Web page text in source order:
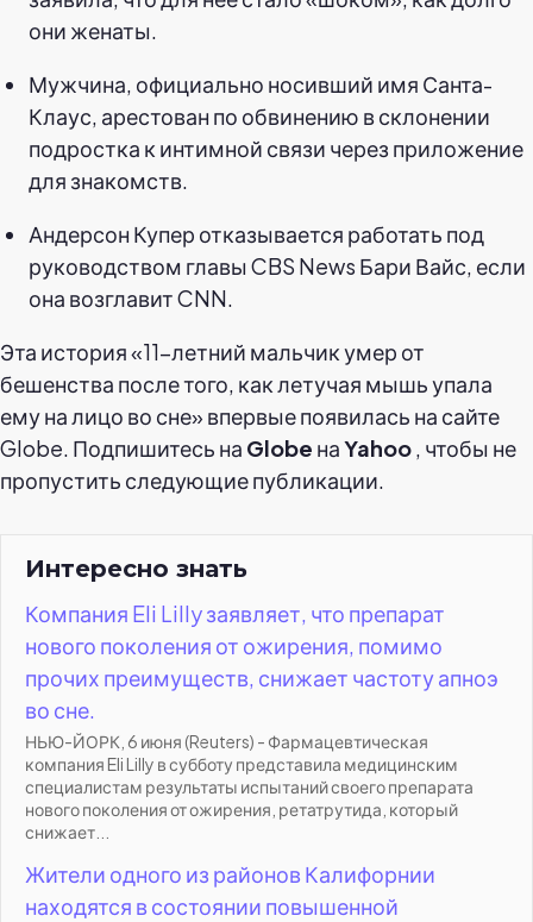
они женаты.
Мужчина, официально носивший имя Санта-
Клаус, арестован по обвинению в склонении
подростка к интимной связи через приложение
для знакомств.
Андерсон Купер отказывается работать под
руководством главы CBS News Бари Вайс, если
она возглавит CNN.
Эта история «11-летний мальчик умер от
бешенства после того, как летучая мышь упала
ему на лицо во сне» впервые появилась на сайте
Globe. Подпишитесь на Globe наYahoo , чтобы не
пропустить следующие публикации.
Интересно знать
Компания Eli Lilly заявляет, что препарат
нового поколения от ожирения, помимо
прочих преимуществ, снижает частоту апноэ
во сне.
НЬЮ-ЙОРК, 6 июня (Reuters) - Фармацевтическая
компания Eli Lilly в субботу представила медицинским
специалистам результаты испытаний своего препарата
нового поколения от ожирения, ретатрутида, который
снижает...
Жители одного из районов Калифорнии
находятся в состоянии повышенной